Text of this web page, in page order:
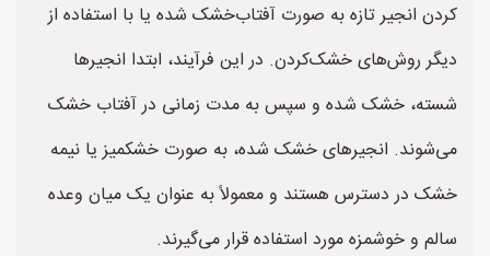
کردن انجیر تازه به صورت آفتاب‌خشک شده یا با استفاده از
دیگر روش‌های خشک‌کردن. در این فرآیند، ابتدا انجیرها
شسته، خشک شده و سپس به مدت زمانی در آفتاب خشک
می‌شوند. انجیرهای خشک شده، به صورت خشکمیز یا نیمه
خشک در دسترس هستند و معمولاً به عنوان یک میان وعده
سالم و خوشمزه مورد استفاده قرار می‌گیرند.